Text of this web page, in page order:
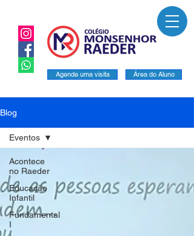
Agende uma visita Área do Aluno
Blog
Acontece
no Raeder
Educação
Infantil
Fundamental
I
Eventos